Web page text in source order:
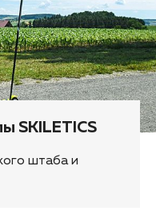
SKILETICS
штаба и